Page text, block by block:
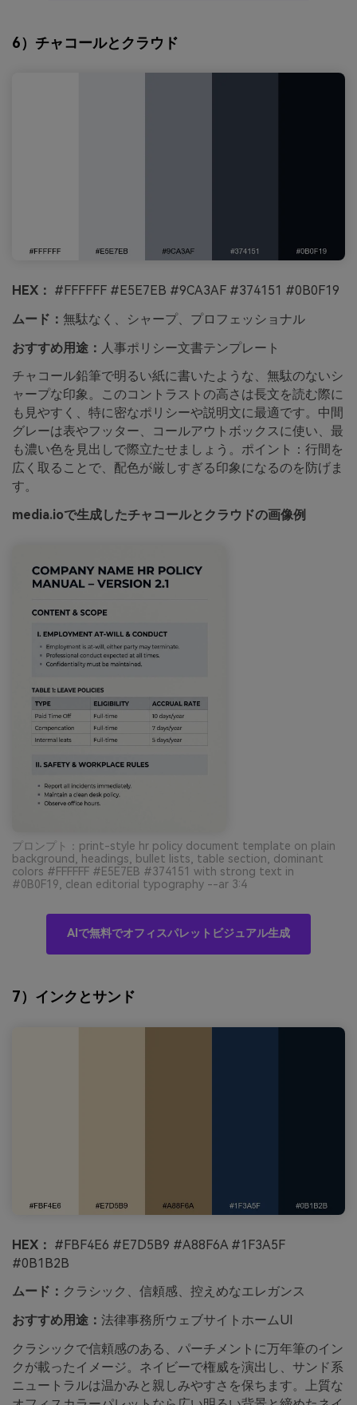
6）チャコールとクラウド
HEX： #FFFFFF #E5E7EB #9CA3AF #374151 #0B0F19
ムード： 無駄なく、シャープ、プロフェッショナル
おすすめ用途： 人事ポリシー文書テンプレート
チャコール鉛筆で明るい紙に書いたような、無駄のないシ
ャープな印象。このコントラストの高さは長文を読む際に
も見やすく、特に密なポリシーや説明文に最適です。中間
グレーは表やフッター、コールアウトボックスに使い、最
も濃い色を見出しで際立たせましょう。ポイント：行間を
広く取ることで、配色が厳しすぎる印象になるのを防げま
す。
media.ioで生成したチャコールとクラウドの画像例
プロンプト：print-style hr policy document template on plain
background, headings, bullet lists, table section, dominant
colors #FFFFFF #E5E7EB #374151 with strong text in
#0B0F19, clean editorial typography --ar 3:4
AIで無料でオフィスパレットビジュアル生成
7）インクとサンド
HEX： #FBF4E6 #E7D5B9 #A88F6A #1F3A5F
#0B1B2B
ムード： クラシック、信頼感、控えめなエレガンス
おすすめ用途： 法律事務所ウェブサイトホームUI
クラシックで信頼感のある、パーチメントに万年筆のイン
クが載ったイメージ。ネイビーで権威を演出し、サンド系
ニュートラルは温かみと親しみやすさを保ちます。上質な